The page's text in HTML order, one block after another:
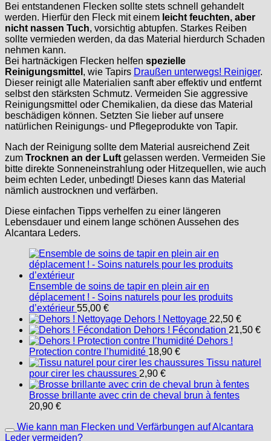
Bei entstandenen Flecken sollte stets schnell gehandelt
werden. Hierfür den Fleck mit einem leicht feuchten, aber
nicht nassen Tuch, vorsichtig abtupfen. Starkes Reiben
sollte vermieden werden, da das Material hierdurch Schaden
nehmen kann.
Bei hartnäckigen Flecken helfen spezielle
Reinigungsmittel , wie Tapirs Draußen unterwegs! Reiniger.
Dieser reinigt alle Materialien sanft aber effektiv und entfernt
selbst den stärksten Schmutz. Vermeiden Sie aggressive
Reinigungsmittel oder Chemikalien, da diese das Material
beschädigen können. Setzten Sie lieber auf unsere
natürlichen Reinigungs- und Pflegeprodukte von Tapir.
Nach der Reinigung sollte dem Material ausreichend Zeit
zum Trocknen an der Luft gelassen werden. Vermeiden Sie
bitte direkte Sonneneinstrahlung oder Hitzequellen, wie auch
beim echten Leder, unbedingt! Dieses kann das Material
nämlich austrocknen und verfärben.
Diese einfachen Tipps verhelfen zu einer längeren
Lebensdauer und einem lange schönen Aussehen des
Alcantara Leders.
Ensemble de soins de tapir en plein air en
déplacement ! - Soins naturels pour les produits
d’extérieur 55,00 €
Dehors ! Nettoyage 22,50 €
Dehors ! Fécondation 21,50 €
Dehors !
Protection contre l’humidité 18,90 €
Tissu naturel
pour cirer les chaussures 2,90 €
Brosse brillante avec crin de cheval brun à fentes
20,90 €
Wie kann man Flecken und Verfärbungen auf Alcantara
Leder vermeiden?